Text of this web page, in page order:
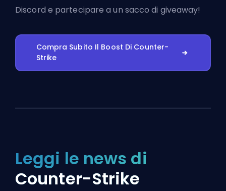
Discord e partecipare a un sacco di giveaway!
Compra Subito Il Boost Di Counter-
Strike
Leggi le news di
Counter-Strike